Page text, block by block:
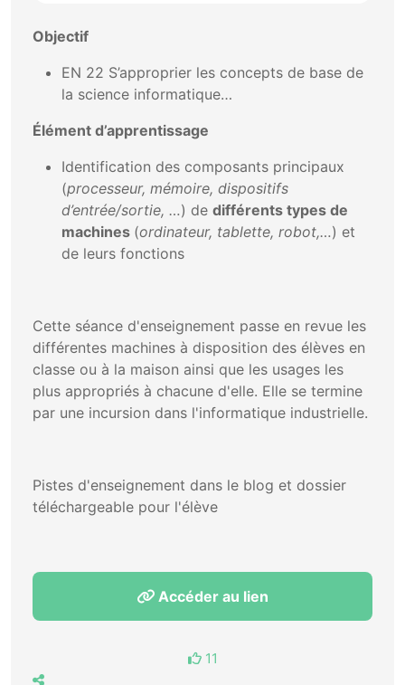
Objectif
EN 22 S’approprier les concepts de base de
la science informatique…
Élément d’apprentissage
Identification des composants principaux
(processeur, mémoire, dispositifs
d’entrée/sortie, …) de différents types de
machines (ordinateur, tablette, robot,…) et
de leurs fonctions
Cette séance d'enseignement passe en revue les
différentes machines à disposition des élèves en
classe ou à la maison ainsi que les usages les
plus appropriés à chacune d'elle. Elle se termine
par une incursion dans l'informatique industrielle.
Pistes d'enseignement dans le blog et dossier
téléchargeable pour l'élève
Accéder au lien
11